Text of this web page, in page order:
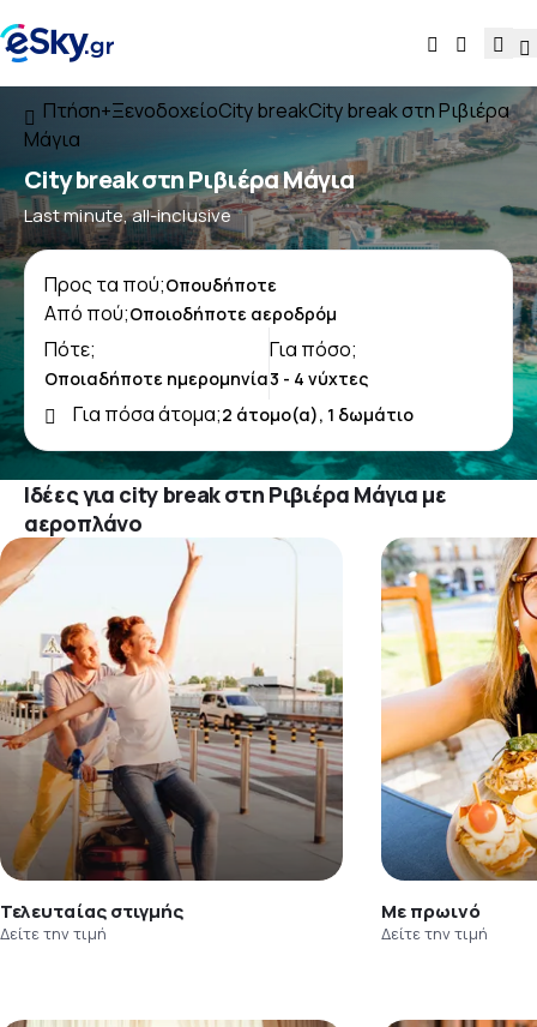
Πτήση+ΞενοδοχείοCity breakCity break στη Ριβιέρα
Μάγια
City break στη Ριβιέρα Μάγια
Last minute, all-inclusive
Προς τα πού;
Από πού;
Πότε;
Για πόσο;
Για πόσα άτομα;
Ιδέες για city break στη Ριβιέρα Μάγια με
αεροπλάνο
Τελευταίας στιγμής
Δείτε την τιμή
Με πρωινό
Δείτε την τιμή